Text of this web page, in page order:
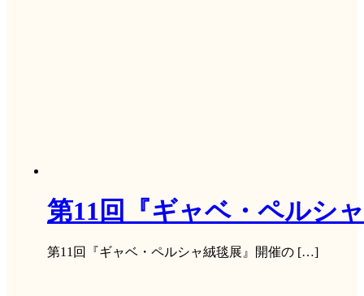
第11回『ギャベ・ペルシ
第11回『ギャベ・ペルシャ絨毯展』開催の […]